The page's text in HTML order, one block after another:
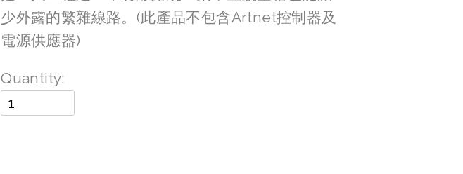
少外露的繁雜線路。(此產品不包含Artnet控制器及
電源供應器)
Quantity: